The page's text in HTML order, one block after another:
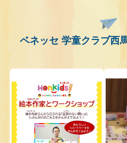
ベネッセ 学童クラブ西